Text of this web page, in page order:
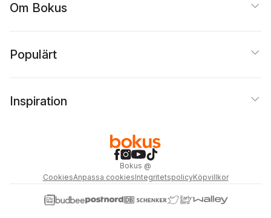
Om Bokus
Populärt
Inspiration
Bokus @
CookiesAnpassa cookiesIntegritetspolicyKöpvillkor